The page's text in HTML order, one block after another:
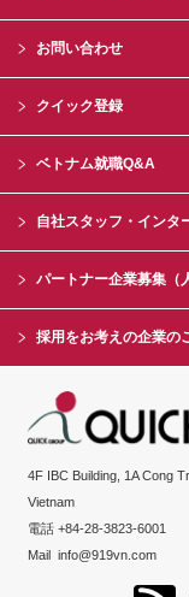
お問い合わせ
クイック登録
ベトナム就職Q&A
自社スタッフ・インタ
パートナー企業募集（
採用をお考えの企業の
4F IBC Building, 1A Cong
Vietnam
電話 +84-28-3823-6001
Mailinfo@919vn.com